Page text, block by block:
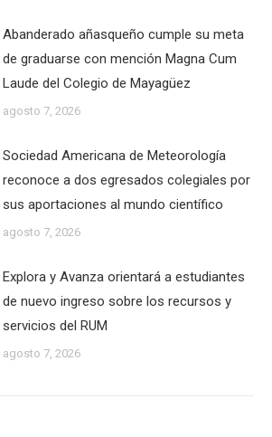
Abanderado añasqueño cumple su meta
de graduarse con mención Magna Cum
Laude del Colegio de Mayagüez
agosto 7, 2026
Sociedad Americana de Meteorología
reconoce a dos egresados colegiales por
sus aportaciones al mundo científico
agosto 7, 2026
Explora y Avanza orientará a estudiantes
de nuevo ingreso sobre los recursos y
servicios del RUM
agosto 7, 2026